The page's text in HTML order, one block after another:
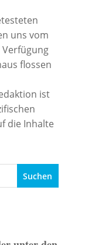
uns vom
flossen
ist
die Inhalte